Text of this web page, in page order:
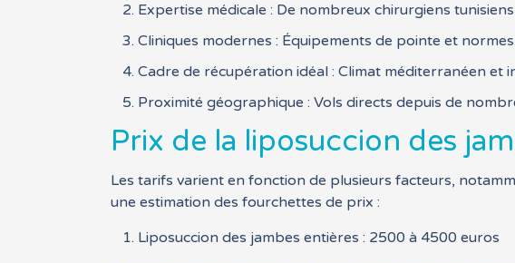
Expertise médicale : De nombreux chirurgiens
Cliniques modernes : Équipements de pointe et
Cadre de récupération idéal : Climat méditerranéen et
Proximité géographique : Vols directs depuis de
Prix de la liposuccion des
Les tarifs varient en fonction de plusieurs facteurs,
une estimation des fourchettes de prix :
Liposuccion des jambes entières : 2500 à 4500 euros